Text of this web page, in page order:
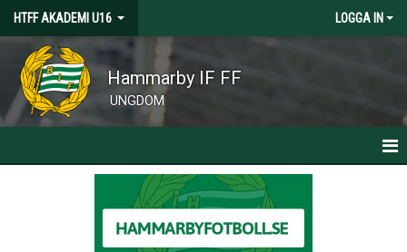
HTFF AKADEMI U16 LOGGA IN
Hammarby IF FF
UNGDOM